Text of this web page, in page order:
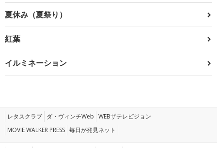
夏休み（夏祭り）
紅葉
イルミネーション
レタスクラブ ダ・ヴィンチWeb WEBザテレビジョン
MOVIE WALKER PRESS 毎日が発見ネット